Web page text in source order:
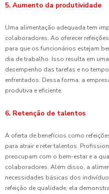
5. Aumento da produtividade
Uma alimentação adequada tem
colaboradores. Ao oferecer
para que os funcionários estejam
dia de trabalho. Isso resulta em
desempenho das tarefas e no
enfrentados. Dessa forma, a
produtiva e eficiente.
6. Retenção de talentos
A oferta de benefícios como
para atrair e reter talentos.
preocupam com o bem-estar e a
colaboradores. Além disso, a
necessidades básicas dos
refeição de qualidade, ela